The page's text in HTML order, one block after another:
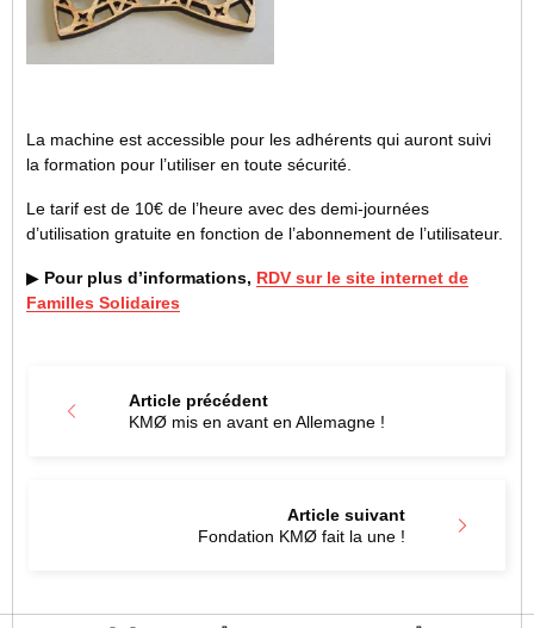
La machine est accessible pour les adhérents qui auront suivi
la formation pour l’utiliser en toute sécurité.
Le tarif est de 10€ de l’heure avec des demi-journées
d’utilisation gratuite en fonction de l’abonnement de l’utilisateur.
▶ Pour plus d’informations, RDV sur le site internet de
Familles Solidaires
Article précédent
KMØ mis en avant en Allemagne !
Article suivant
Fondation KMØ fait la une !